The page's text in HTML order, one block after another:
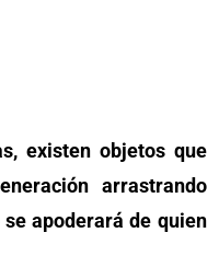
existen objetos que
arrastrando
apoderará de quien